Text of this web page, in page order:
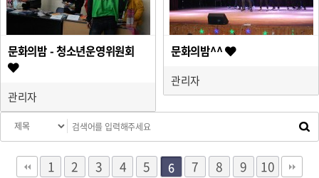
문화의밤 - 청소년운영위원회
관리자
문화의밤^^
관리자
1 2 3 4 5 6 7 8 9 10